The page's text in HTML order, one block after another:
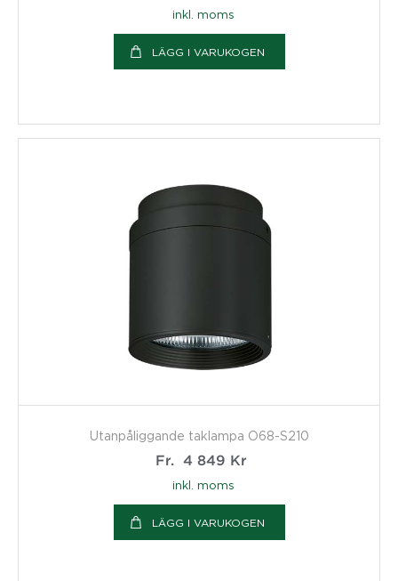
inkl. moms
LÄGG I VARUKOGEN
Utanpåliggande taklampa O68-S210
Fr.
4 849 Kr
inkl. moms
LÄGG I VARUKOGEN